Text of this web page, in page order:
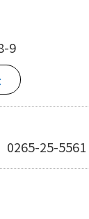
9
0265-25-5561